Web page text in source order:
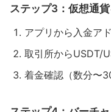
ステップ3：仮想通
アプリから入金ア
取引所からUSDT/
着金確認（数分〜